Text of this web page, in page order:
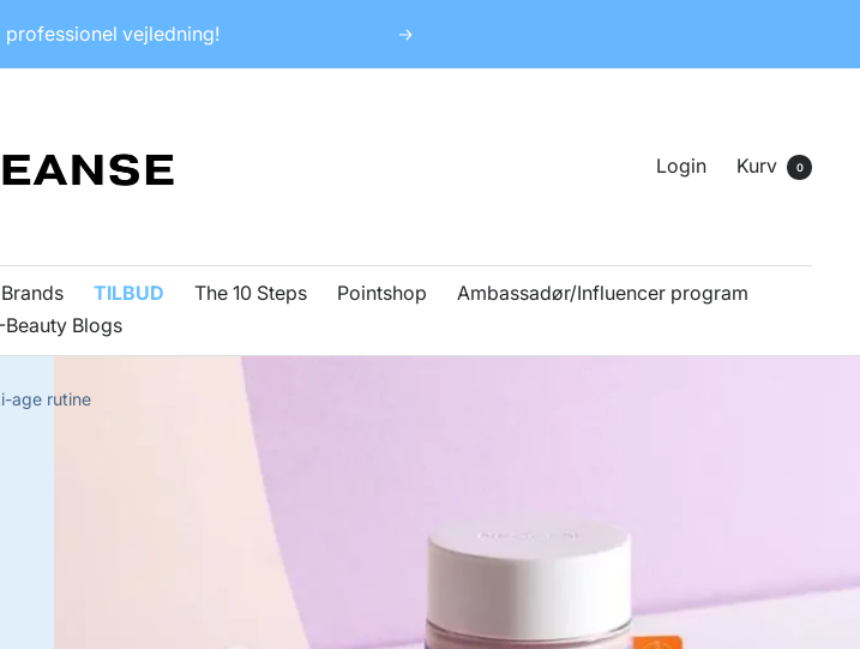
professionel vejledning! Næste
Login Kurv 0
Brands TILBUD The 10 Steps Pointshop
Ambassadør/Influencer program
Beauty Blogs
age rutine